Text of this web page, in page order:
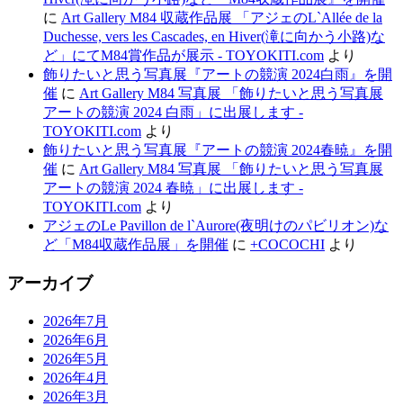
に Art Gallery M84 収蔵作品展 「アジェのL`Allée de la
Duchesse, vers les Cascades, en Hiver(滝に向かう小路)な
ど」にてM84賞作品が展示 - TOYOKITI.com より
飾りたいと思う写真展『アートの競演 2024白雨』を開
催 に Art Gallery M84 写真展 「飾りたいと思う写真展
アートの競演 2024 白雨」に出展します -
TOYOKITI.com より
飾りたいと思う写真展『アートの競演 2024春暁』を開
催 に Art Gallery M84 写真展 「飾りたいと思う写真展
アートの競演 2024 春暁」に出展します -
TOYOKITI.com より
アジェのLe Pavillon de l`Aurore(夜明けのパビリオン)な
ど「M84収蔵作品展」を開催 に +COCOCHI より
アーカイブ
2026年7月
2026年6月
2026年5月
2026年4月
2026年3月